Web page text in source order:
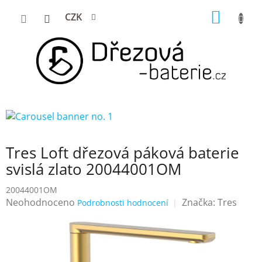
CZK
Tres Loft dřezová páková baterie
svislá zlato 20044001OM
20044001OM
Průměrné
Neohodnoceno Podrobnosti hodnocení Značka: Tres